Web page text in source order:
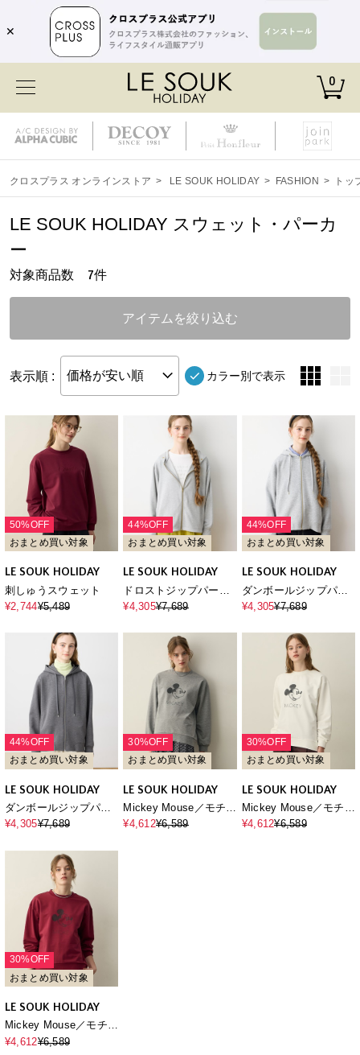
✕
0
クロスプラス オンラインストア > LE SOUK HOLIDAY > FASHION > トッ
対象商品数 7件
LE SOUK HOLIDAY スウェット・パーカ
ー
アイテムを絞り込む
表示順 : 価格が安い順 カラー別で表示
50%OFF
おまとめ買い対象
LE SOUK HOLIDAY
刺しゅうスウェット
¥2,744¥5,489
44%OFF
おまとめ買い対象
LE SOUK HOLIDAY
ドロストジップパーカ
ー
¥4,305¥7,689
44%OFF
おまとめ買い対象
LE SOUK HOLIDAY
ダンボールジップパー
カー
¥4,305¥7,689
44%OFF
おまとめ買い対象
LE SOUK HOLIDAY
ダンボールジップパー
カー
¥4,305¥7,689
30%OFF
おまとめ買い対象
LE SOUK HOLIDAY
Mickey Mouse／モチー
フスウェット
¥4,612¥6,589
30%OFF
おまとめ買い対象
LE SOUK HOLIDAY
Mickey Mouse／モチー
フスウェット
¥4,612¥6,589
30%OFF
おまとめ買い対象
LE SOUK HOLIDAY
Mickey Mouse／モチー
フスウェット
¥4,612¥6,589